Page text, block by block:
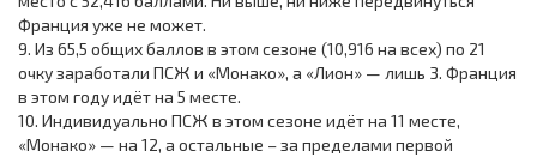
Франция уже не может.
9. Из 65,5 общих баллов в этом сезоне (10,916 на всех) по 21
очку заработали ПСЖ и «Монако», а «Лион» — лишь 3. Франция
в этом году идёт на 5 месте.
10. Индивидуально ПСЖ в этом сезоне идёт на 11 месте,
«Монако» — на 12, а остальные – за пределами первой